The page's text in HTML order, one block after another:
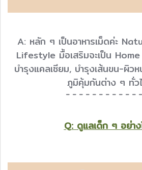
A: หลัก ๆ เป็นอาหารเม็ดค่ะ
Lifestyle มื้อเสริมจะเป็น
บำรุงแคลเซียม, บำรุงเส้นขน-ผิว
ภูมิคุ้มกันต่าง ๆ ทั่ว
- - - - - - - - - - -
Q: ดูแลเด็ก ๆ อย่าง